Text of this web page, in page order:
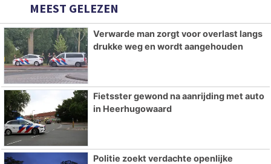
MEEST GELEZEN
Verwarde man zorgt voor overlast langs
drukke weg en wordt aangehouden
Fietsster gewond na aanrijding met auto
in Heerhugowaard
Politie zoekt verdachte openlijke